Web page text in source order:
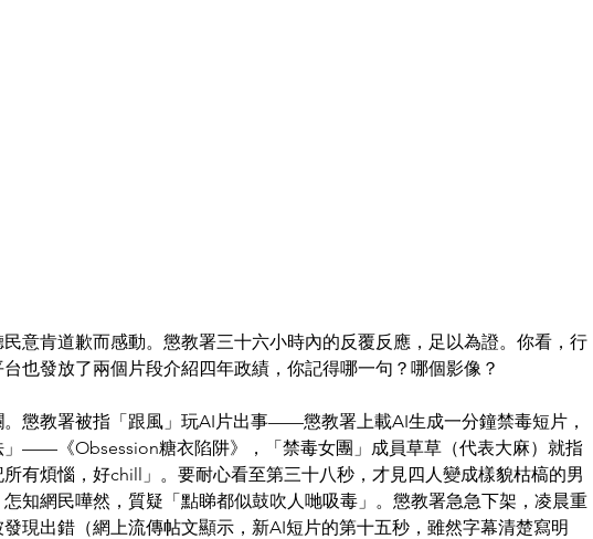
意肯道歉而感動。懲教署三十六小時內的反覆反應，足以為證。你看，行
也發放了兩個片段介紹四年政績，你記得哪一句？哪個影像？
懲教署被指「跟風」玩AI片出事——懲教署上載AI生成一分鐘禁毒短片，
」——《Obsession糖衣陷阱》，「禁毒女團」成員草草（代表大麻）就指
所有煩惱，好chill」。要耐心看至第三十八秒，才見四人變成樣貌枯槁的男
知網民嘩然，質疑「點睇都似鼓吹人哋吸毒」。懲教署急急下架，凌晨重
現出錯（網上流傳帖文顯示，新AI短片的第十五秒，雖然字幕清楚寫明